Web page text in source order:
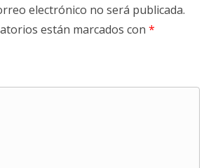
electrónico no será publicada.
están marcados con *